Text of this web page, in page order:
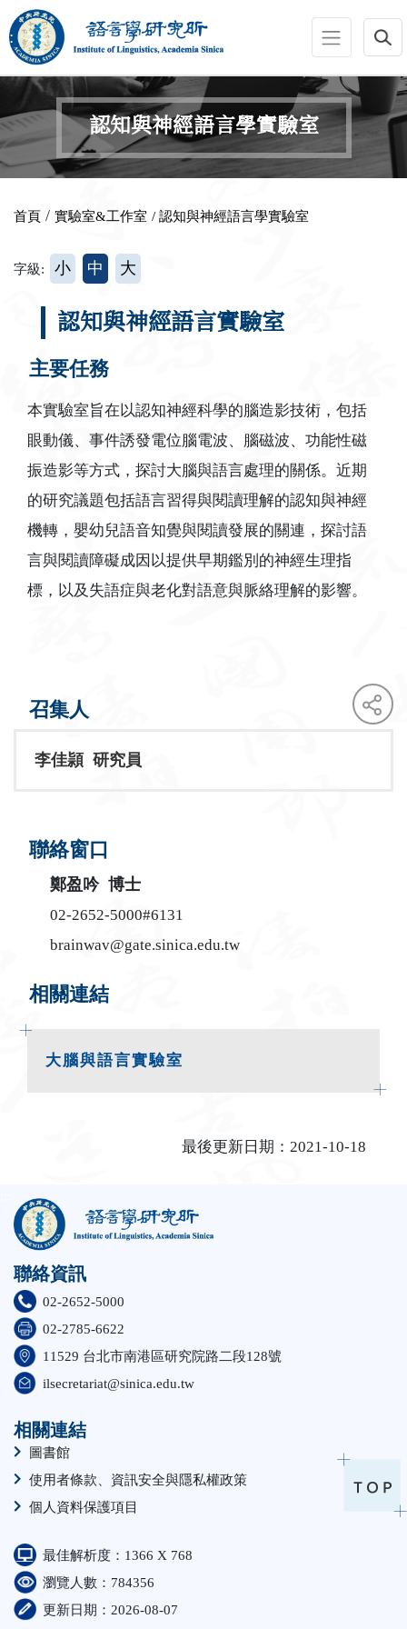
跳到主要內容區塊
:::
認知與神經語言學實驗室
首頁 / 實驗室&工作室 / 認知與神經語言學實驗室
字級: 小 中 大
認知與神經語言實驗室
主要任務
本實驗室旨在以認知神經科學的腦造影技術，包括
眼動儀、事件誘發電位腦電波、腦磁波、功能性磁
振造影等方式，探討大腦與語言處理的關係。近期
的研究議題包括語言習得與閱讀理解的認知與神經
機轉，嬰幼兒語音知覺與閱讀發展的關連，探討語
言與閱讀障礙成因以提供早期鑑別的神經生理指
標，以及失語症與老化對語意與脈絡理解的影響。
召集人
李佳頴 研究員
聯絡窗口
鄭盈吟 博士
02-2652-5000#6131
brainwav@gate.sinica.edu.tw
相關連結
大腦與語言實驗室
最後更新日期：2021-10-18
聯絡資訊
02-2652-5000
02-2785-6622
11529 台北市南港區研究院路二段128號
ilsecretariat@sinica.edu.tw
相關連結
圖書館
使用者條款、資訊安全與隱私權政策
個人資料保護項目
最佳解析度：1366 X 768
瀏覽人數：784356
更新日期：2026-08-07